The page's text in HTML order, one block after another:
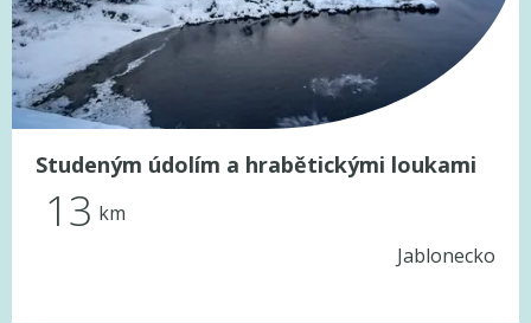
Studeným údolím a hrabětickými loukami
13 km
Jablonecko